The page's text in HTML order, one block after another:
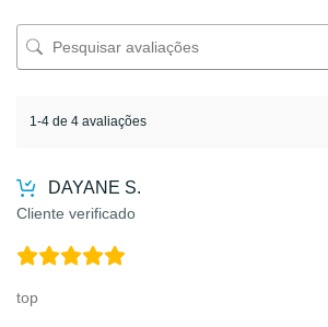
1-4 de 4 avaliações
DAYANE S.
Cliente verificado
top